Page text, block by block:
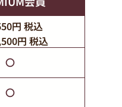
円 税込
円 税込
〇
〇